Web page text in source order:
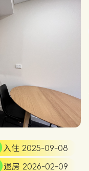
入住 2025-09-08
退房 2026-02-09